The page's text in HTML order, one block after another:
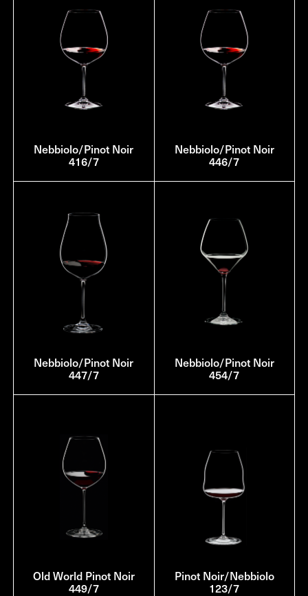
Nebbiolo/Pinot Noir
416/7
Nebbiolo/Pinot Noir
446/7
Nebbiolo/Pinot Noir
447/7
Nebbiolo/Pinot Noir
454/7
Old World Pinot Noir
449/7
Pinot Noir/Nebbiolo
123/7